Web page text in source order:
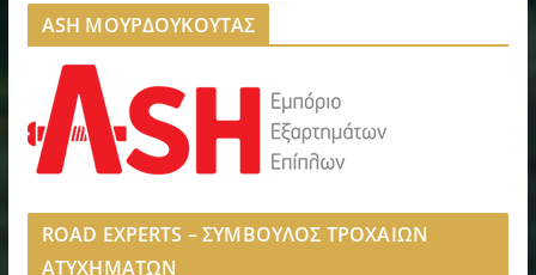
ASH ΜΟΥΡΔΟΥΚΟΥΤΑΣ
ROAD EXPERTS – ΣΥΜΒΟΥΛΟΣ ΤΡΟΧΑΙΩΝ
ΑΤΥΧΗΜΑΤΩΝ